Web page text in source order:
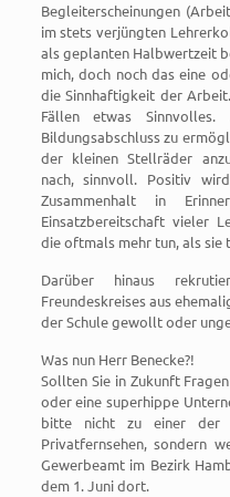
Begleiterscheinungen
im stets verjüngten
als geplanten Halbwertzeit
mich, doch noch das eine
die Sinnhaftigkeit der
Fällen etwas Sinnvolles.
Bildungsabschluss zu
der kleinen Stellräder
nach, sinnvoll. Positiv
Zusammenhalt in
Einsatzbereitschaft vieler
die oftmals mehr tun, als sie
Darüber hinaus
Freundeskreises aus
der Schule gewollt oder
Was nun Herr Benecke?!
Sollten Sie in Zukunft
oder eine superhippe
bitte nicht zu einer der
Privatfernsehen, sondern
Gewerbeamt im Bezirk
dem 1. Juni dort.